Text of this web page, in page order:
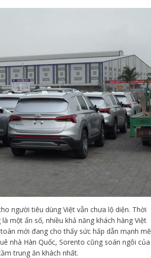
người tiêu dùng Việt vẫn chưa lộ diện. Thời
một ẩn số, nhiều khả năng khách hàng Việt
mới đang cho thấy sức hấp dẫn mạnh mẽ
nhà Hàn Quốc, Sorento cũng soán ngôi của
trung ăn khách nhất.